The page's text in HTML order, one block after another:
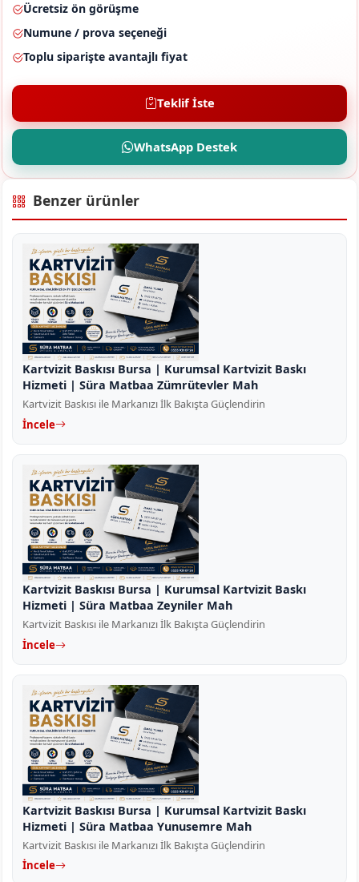
Ücretsiz ön görüşme
Numune / prova seçeneği
Toplu siparişte avantajlı fiyat
Teklif İste
WhatsApp Destek
Benzer ürünler
Kartvizit Baskısı Bursa | Kurumsal Kartvizit Baskı
Hizmeti | Süra Matbaa Zümrütevler Mah
Kartvizit Baskısı ile Markanızı İlk Bakışta Güçlendirin
İncele
Kartvizit Baskısı Bursa | Kurumsal Kartvizit Baskı
Hizmeti | Süra Matbaa Zeyniler Mah
Kartvizit Baskısı ile Markanızı İlk Bakışta Güçlendirin
İncele
Kartvizit Baskısı Bursa | Kurumsal Kartvizit Baskı
Hizmeti | Süra Matbaa Yunusemre Mah
Kartvizit Baskısı ile Markanızı İlk Bakışta Güçlendirin
İncele